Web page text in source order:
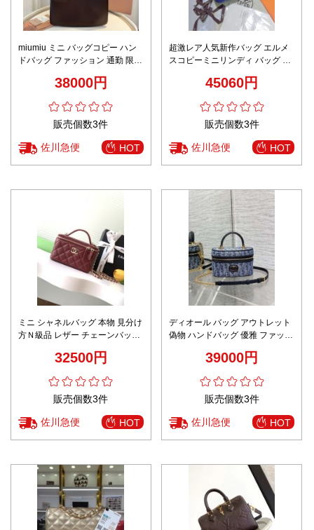
miumiu ミニ バッグコピー ハン
ドバッグ ファッション 通勤 限定
38000円
販売個数3件
佐川急便 HOT
超激レア人気新作バッグ エルメ
スコピーミニリンディ バッグ 。
ルダーストラップ
45060円
販売個数3件
佐川急便 HOT
ミニ シャネルバッグ 本物 見分け
方Ｎ級品 レザー チェーンバッグ
32500円
販売個数3件
佐川急便 HOT
ディオール バッグ アウトレット
偽物 ハンドバッグ 優雅 ファッシ
39000円
販売個数3件
佐川急便 HOT